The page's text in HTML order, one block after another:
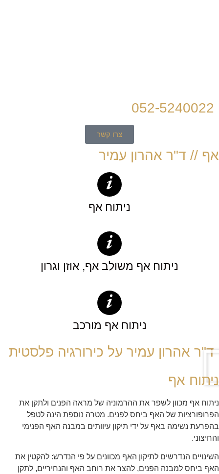
052-5240022
צרו קשר
אף // ד"ר אהרון עמיר
ניתוח אף
ניתוח אף משולב אף, אוזן וגרון
ניתוח אף מורכב
ד"ר אהרון עמיר על כירורגיה פלסטית
ניתוח אף
ניתוח אף מכוון לשפר את ההרמוניה של מראה הפנים ולתקן את
הפרופורציות של האף ביחס לפנים. מטרה נוספת הינה לטפל
בהפרעת נשימה באף על ידי תיקון עיוותים במבנה האף הפנימי
והחיצוני.
השינויים הנדרשים לתיקון האף מכוונים על פי הנדרש: להקטין את
האף ביחס למבנה הפנים, להצר את רוחב האף והנחיריים, לתקן